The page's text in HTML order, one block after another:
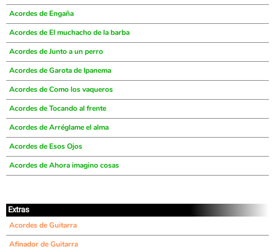
Acordes de Engaña
Acordes de El muchacho de la barba
Acordes de Junto a un perro
Acordes de Garota de Ipanema
Acordes de Como los vaqueros
Acordes de Tocando al frente
Acordes de Arréglame el alma
Acordes de Esos Ojos
Acordes de Ahora imagino cosas
Extras
Acordes de Guitarra
Afinador de Guitarra